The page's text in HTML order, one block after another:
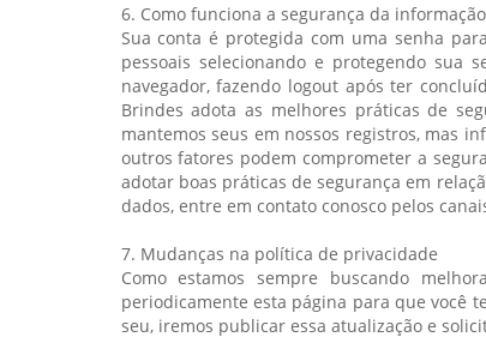
6. Como funciona a segurança da
Sua conta é protegida com uma senha
pessoais selecionando e protegendo sua
navegador, fazendo logout após ter
Brindes adota as melhores práticas de
mantemos seus em nossos registros, mas
outros fatores podem comprometer a
adotar boas práticas de segurança em
dados, entre em contato conosco pelos
7. Mudanças na política de privacidade
Como estamos sempre buscando
periodicamente esta página para que você
seu, iremos publicar essa atualização e